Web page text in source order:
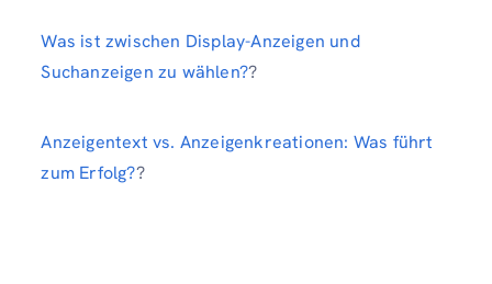
Was ist zwischen Display-Anzeigen und
Suchanzeigen zu wählen??
Anzeigentext vs. Anzeigenkreationen: Was führt
zum Erfolg??